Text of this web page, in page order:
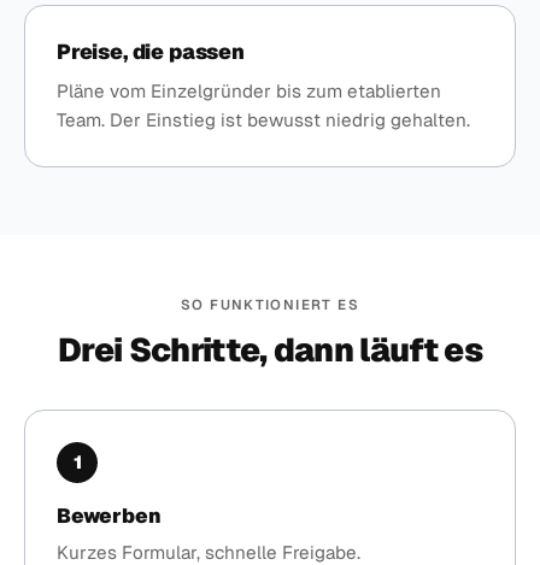
Preise, die passen
Pläne vom Einzelgründer bis zum etablierten
Team. Der Einstieg ist bewusst niedrig gehalten.
SO FUNKTIONIERT ES
Drei Schritte, dann läuft es
1
Bewerben
Kurzes Formular, schnelle Freigabe.